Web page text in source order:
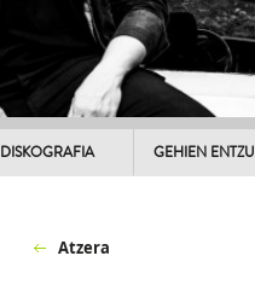
DISKOGRAFIA GEHIEN
Atzera